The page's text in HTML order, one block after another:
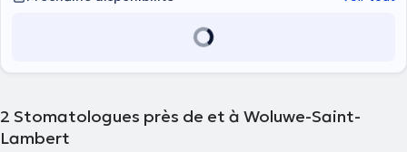
2 Stomatologues près de et à Woluwe-Saint-
Lambert